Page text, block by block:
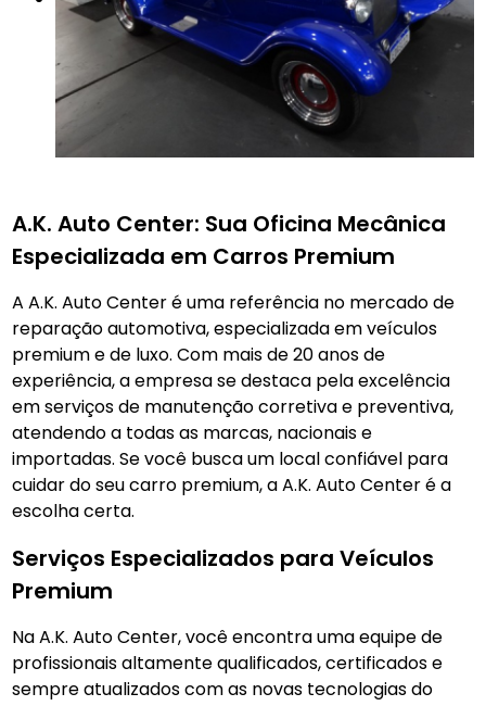
A.K. Auto Center: Sua Oficina Mecânica
Especializada em Carros Premium
A A.K. Auto Center é uma referência no mercado de
reparação automotiva, especializada em veículos
premium e de luxo. Com mais de 20 anos de
experiência, a empresa se destaca pela excelência
em serviços de manutenção corretiva e preventiva,
atendendo a todas as marcas, nacionais e
importadas. Se você busca um local confiável para
cuidar do seu carro premium, a A.K. Auto Center é a
escolha certa.
Serviços Especializados para Veículos
Premium
Na A.K. Auto Center, você encontra uma equipe de
profissionais altamente qualificados, certificados e
sempre atualizados com as novas tecnologias do